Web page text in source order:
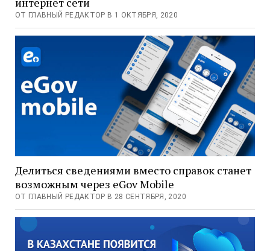
ОТ ГЛАВНЫЙ РЕДАКТОР В 1 ОКТЯБРЯ, 2020
Делиться сведениями вместо справок станет
возможным через eGov Mobile
ОТ ГЛАВНЫЙ РЕДАКТОР В 28 СЕНТЯБРЯ, 2020